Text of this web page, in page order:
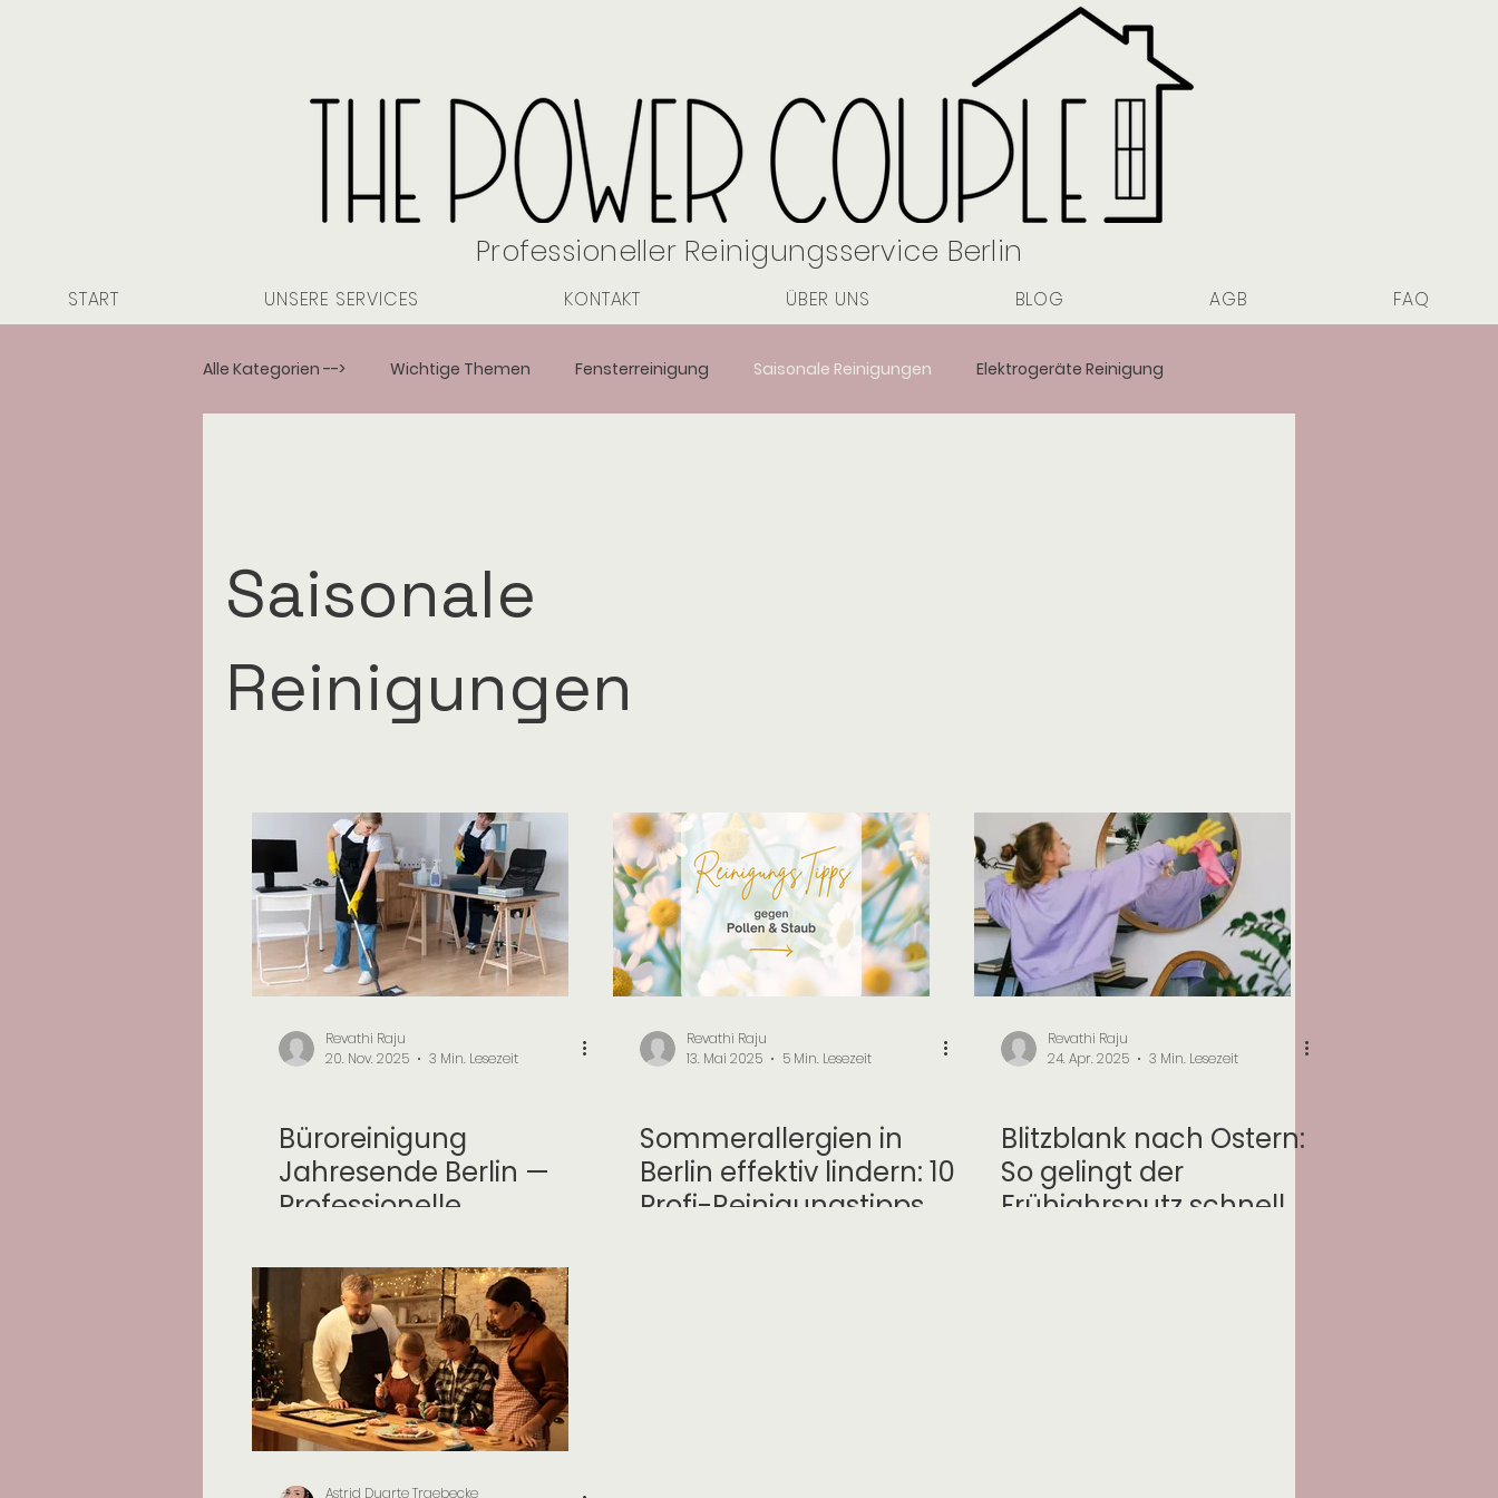
Professioneller Reinigungsservice Berlin
START UNSERE SERVICES KONTAKT ÜBER UNS BLOG AGB FAQ
Alle Kategorien --> Wichtige Themen Fensterreinigung Saisonale Reinigungen Elektrogeräte Reinigung
Saisonale
Reinigungen
Revathi Raju
20. Nov. 2025
3 Min. Lesezeit
Büroreinigung
Jahresende Berlin —
Professionelle
& Winterputz für Firmen
und Praxis!
Revathi Raju
13. Mai 2025
5 Min. Lesezeit
Sommerallergien in
Berlin effektiv lindern: 10
Profi-Reinigungstipps
Revathi Raju
24. Apr. 2025
3 Min. Lesezeit
Blitzblank nach Ostern:
So gelingt der
Frühjahrsputz schnell &
Astrid Duarte Traebecke